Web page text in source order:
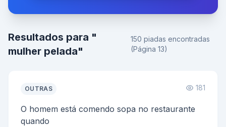
Resultados para "
mulher pelada"
150 piadas encontradas
(Página 13)
OUTRAS 181
O homem está comendo sopa no restaurante
quando